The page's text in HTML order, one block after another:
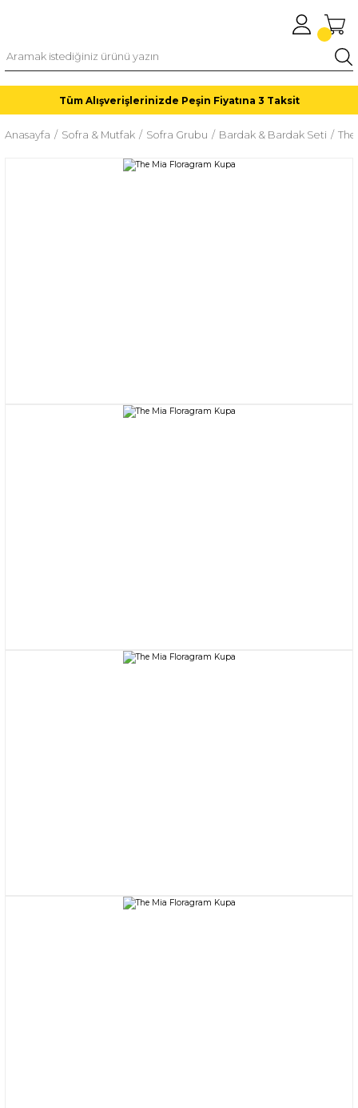
Tüm Alışverişlerinizde Peşin Fiyatına 3 Taksit
Anasayfa Sofra & Mutfak Sofra Grubu Bardak & Bardak Seti